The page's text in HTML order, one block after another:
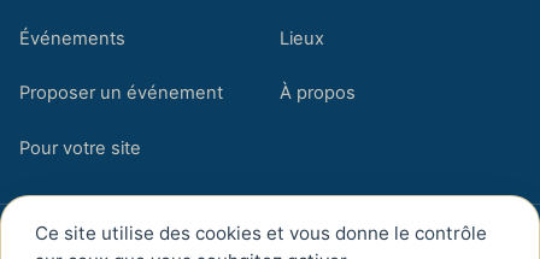
Événements Lieux
Proposer un événement À propos
Pour votre site
© 2026 Opalenews — Côte d'Opale, Pas-de-Calais
Ce site utilise des cookies et vous donne le contrôle